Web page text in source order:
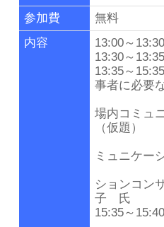
参加費
無料
内容
13:00～
13:30～
13:35～
事者に必要
場内コミュ
（仮題）
講師
ミュニケー
コ
ションコン
子 氏
15:35～
お問い合わせ
会員専用ページ